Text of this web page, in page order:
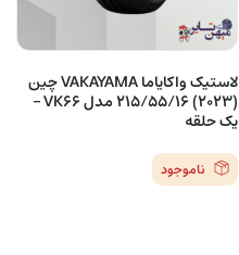
لاستیک واکایاما VAKAYAMA چین
(2023) 215/55/16 مدل VK66 –
یک حلقه
ناموجود